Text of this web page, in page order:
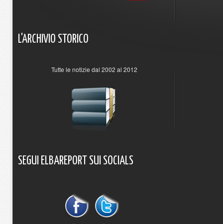
L'ARCHIVIO STORICO
Tutte le notizie dal 2002 al 2012
SEGUI ELBAREPORT SUI SOCIALS